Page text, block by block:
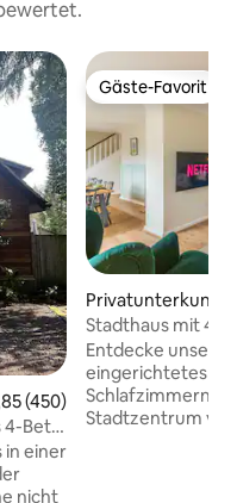
Bewertung:
(450)
4-Bett-
in einer
Gäste-Favorit
Gäste-Favorit
Privatunterkunft
ire
Stadthaus mit 4
Garten und
Entdecke unser
eingerichtetes
Schlafzimmern
Stadtzentrum